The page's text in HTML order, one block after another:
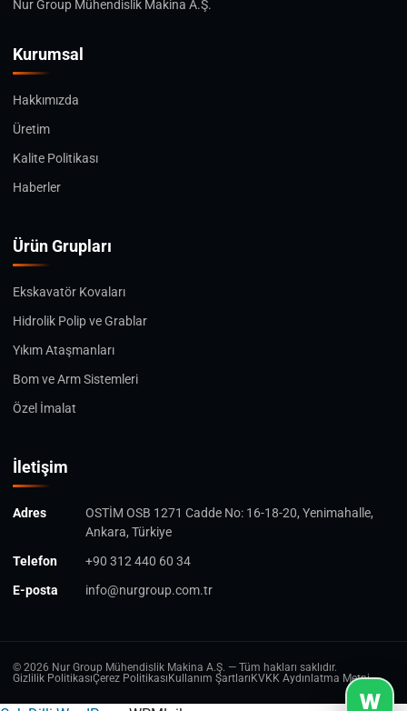
Nur Group Mühendislik Makina A.Ş.
Kurumsal
Hakkımızda
Üretim
Kalite Politikası
Haberler
Ürün Grupları
Ekskavatör Kovaları
Hidrolik Polip ve Grablar
Yıkım Ataşmanları
Bom ve Arm Sistemleri
Özel İmalat
İletişim
Adres
OSTİM OSB 1271 Cadde No: 16-18-20, Yenimahalle,
Ankara, Türkiye
Telefon
+90 312 440 60 34
E-posta
info@nurgroup.com.tr
© 2026 Nur Group Mühendislik Makina A.Ş. — Tüm hakları saklıdır.
Gizlilik PolitikasıÇerez Politikası Kullanım Şartları KVKK Aydınlatma Metni
W